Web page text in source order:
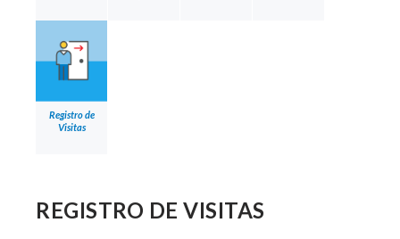
Registro de
Visitas
REGISTRO DE VISITAS